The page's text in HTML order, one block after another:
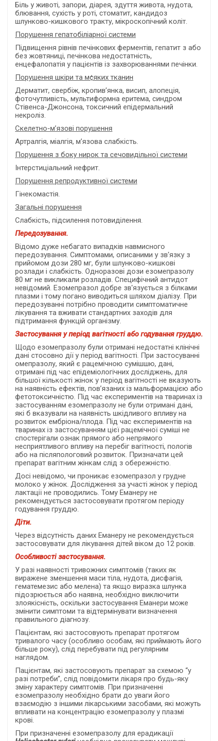
Біль у животі, запори, діарея, здуття живота, нудота,
блювання, сухість у роті, стоматит, кандидоз
шлунково-кишкового тракту, мікроскопічний коліт.
Порушення гепатобіліарної системи
Підвищення рівнів печінкових ферментів, гепатит з або
без жовтяниці, печінкова недостатність,
енцефалопатія у пацієнтів із захворюваннями печінки.
Порушення шкіри та м¢яких тканин
Дерматит, свербіж, кропив’янка, висип, алопеція,
фоточутливість, мультиформна еритема, синдром
Стівенса-Джонсона, токсичний епідермальний
некроліз.
Скелетно-м’язові порушення
Артралгія, міалгія, м’язова слабкість.
Порушення з боку нирок та сечовидільної системи
Інтерстиціальний нефрит.
Порушення репродуктивної системи
Гінекомастія.
Загальні порушення
Слабкість, підсилення потовиділення.
Передозування.
Відомо дуже небагато випадків навмисного
передозування. Симптомами, описаними у зв'язку з
прийомом дози 280 мг, були шлунково-кишкові
розлади і слабкість. Одноразові дози езомепразолу
80 мг не викликали розладів. Специфічний антидот
невідомий. Езомепразол добре зв'язується з білками
плазми і тому погано виводиться шляхом діалізу. При
передозуванні потрібно проводити симптоматичне
лікування та вживати стандартних заходів для
підтримання функцій організму.
Застосування у період вагітності або годування груддю.
Щодо езомепразолу були отримані недостатні клінічні
дані стосовно дії у період вагітності. При застосуванні
омепразолу, який є рацемічною сумішшю, дані,
отримані під час епідеміологічних досліджень, для
більшої кількості жінок у період вагітності не вказують
на наявність ефектів, пов’язаних із мальформацією або
фетотоксичністю. Під час експериментів на тваринах із
застосуванням езомепразолу не були отримані дані,
які б вказували на наявність шкідливого впливу на
розвиток ембріона/плода. Під час експериментів на
тваринах із застосуванням цієї рацемічної суміші не
спостерігали ознак прямого або непрямого
несприятливого впливу на перебіг вагітності, пологів
або на післяпологовий розвиток. Призначати цей
препарат вагітним жінкам слід з обережністю.
Досі невідомо, чи проникає езомепразол у грудне
молоко у жінок. Дослідження за участі жінок у період
лактації не проводились. Тому Еманеру не
рекомендується застосовувати протягом періоду
годування груддю.
Діти.
Через відсутність даних Еманеру не рекомендується
застосовувати для лікування дітей віком до 12 років.
Особливості застосування.
У разі наявності тривожних симптомів (таких як
виражене зменшення маси тіла, нудота, дисфагія,
гематемезис або мелена) та якщо виразка шлунка
підозрюється або наявна, необхідно виключити
злоякісність, оскільки застосування Еманери може
змінити симптоми та відтермінувати визначення
правильного діагнозу.
Пацієнтам, які застосовують препарат протягом
тривалого часу (особливо особам, які приймають його
більше року), слід перебувати під регулярним
наглядом.
Пацієнтам, які застосовують препарат за схемою “у
разі потреби”, слід повідомити лікаря про будь-яку
зміну характеру симптомів. При призначенні
езомепразолу необхідно брати до уваги його
взаємодію з іншими лікарськими засобами, які можуть
впливати на концентрацію езомепразолу у плазмі
крові.
При призначенні езомепразолу для ерадикації